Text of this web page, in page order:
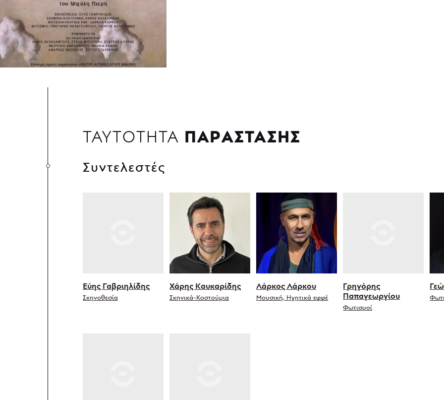
ΤΑΥΤΟΤΗΤΑ ΠΑΡΑΣΤΑΣΗΣ
Συντελεστές
Εύης Γαβριηλίδης
Σκηνοθεσία
Χάρης Καυκαρίδης
Σκηνικά-Κοστούμια
Λάρκος Λάρκου
Μουσική, Ηχητικά εφφέ
Γρηγόρης
Παπαγεωργίου
Φωτισμοί